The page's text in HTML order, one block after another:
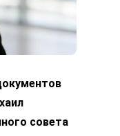
совета